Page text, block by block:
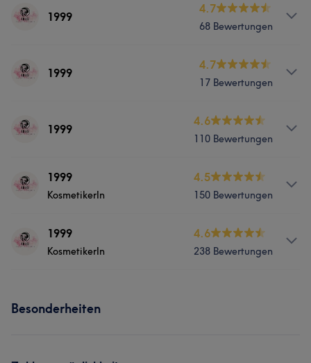
Services
Portfolio
1999
4.7
68 Bewertungen
Services
1999
4.7
17 Bewertungen
Services
1999
4.6
110 Bewertungen
Services
Portfolio
1999
KosmetikerIn
4.5
150 Bewertungen
Services
Portfolio
1999
KosmetikerIn
4.6
238 Bewertungen
Besonderheiten